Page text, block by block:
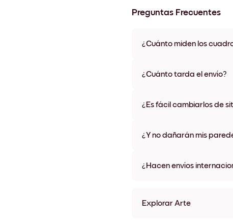
Preguntas Frecuentes
¿Cuánto miden los
colores de marco, incluidas
¿Cuánto tarda el envío?
algunos países. Te
¿Es fácil cambiarlos de
¿Y no dañarán mis
¿Hacen envíos
Explorar Arte